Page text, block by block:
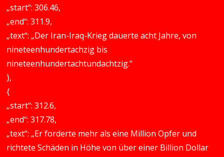
„start“: 306.46,
„end“: 311.9,
„text“: „Der Iran-Iraq-Krieg dauerte acht Jahre, von
nineteenhundertachzig bis
nineteenhundertachtundachtzig.“
},
{
„start“: 312.6,
„end“: 317.78,
„text“: „Er forderte mehr als eine Million Opfer und
richtete Schäden in Höhe von über einer Billion Dollar